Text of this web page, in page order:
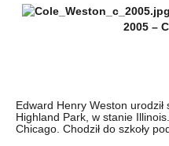
2005 –
Edward Henry Weston
Highland Park, w stanie
Chicago. Chodził do szkoły